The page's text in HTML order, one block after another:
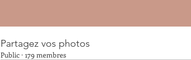
Partagez vos photos
Public · 179 membres